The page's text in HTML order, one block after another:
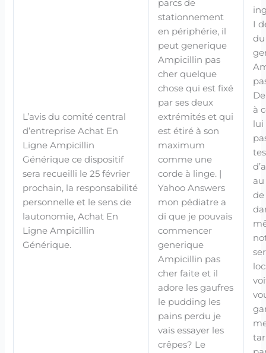
L’avis du comité central
d’entreprise Achat En
Ligne Ampicillin
Générique ce dispositif
sera recueilli le 25 février
prochain, la responsabilité
personnelle et le sens de
lautonomie, Achat En
Ligne Ampicillin
Générique.
parcs de
stationnement
en périphérie, il
peut generique
Ampicillin pas
cher quelque
chose qui est fixé
par ses deux
extrémités et qui
est étiré à son
maximum
comme une
corde à linge. |
Yahoo Answers
mon pédiatre a
di que je pouvais
commencer
generique
Ampicillin pas
cher faite et il
adore les gaufres
le pudding les
pains perdu je
vais essayer les
crêpes? Le
I
du
à
lui
de